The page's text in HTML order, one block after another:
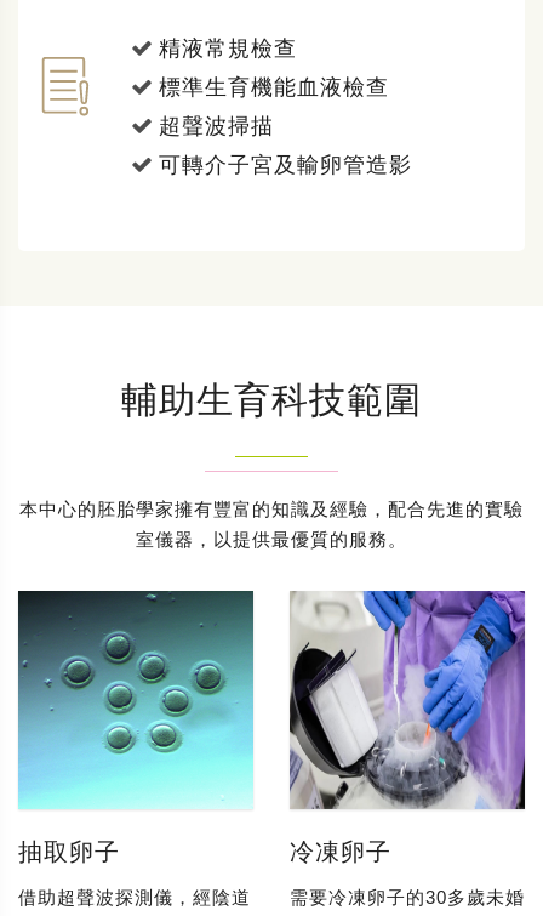
精液常規檢查
標準生育機能血液檢查
超聲波掃描
可轉介子宮及輸卵管造影
輔助生育科技範圍
本中心的胚胎學家擁有豐富的知識及經驗，配合先進的實驗
室儀器，以提供最優質的服務。
抽取卵子
借助超聲波探測儀，經陰道
冷凍卵子
需要冷凍卵子的30多歲未婚